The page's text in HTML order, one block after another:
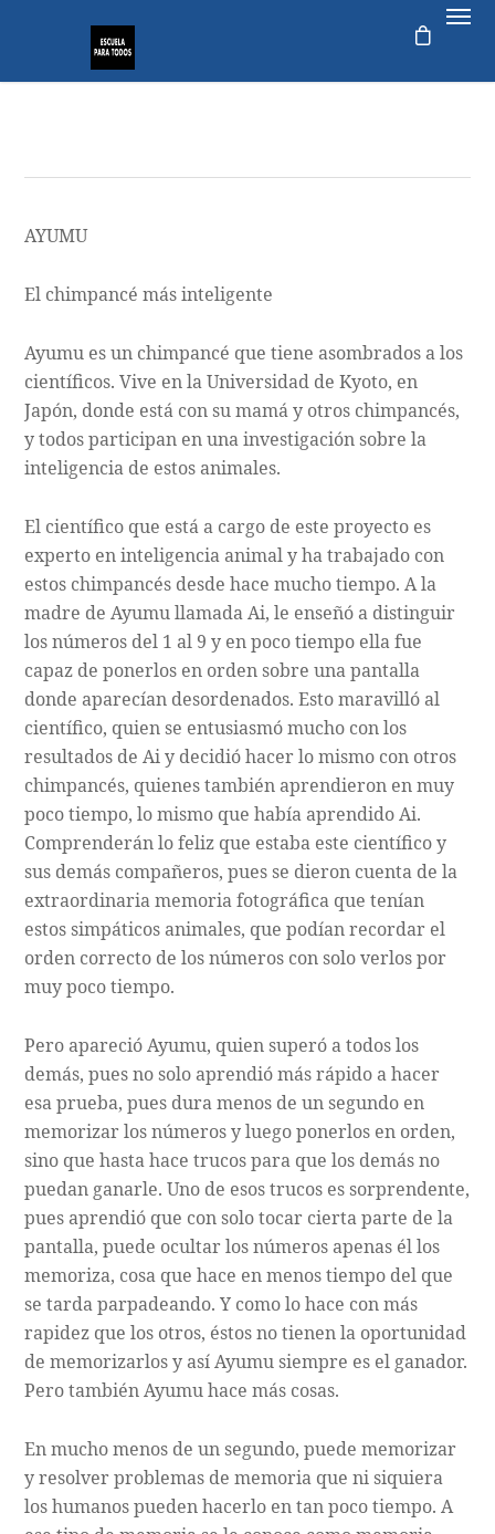
0
AYUMU
El chimpancé más inteligente
Ayumu es un chimpancé que tiene asombrados a los
científicos. Vive en la Universidad de Kyoto, en
Japón, donde está con su mamá y otros chimpancés,
y todos participan en una investigación sobre la
inteligencia de estos animales.
El científico que está a cargo de este proyecto es
experto en inteligencia animal y ha trabajado con
estos chimpancés desde hace mucho tiempo. A la
madre de Ayumu llamada Ai, le enseñó a distinguir
los números del 1 al 9 y en poco tiempo ella fue
capaz de ponerlos en orden sobre una pantalla
donde aparecían desordenados. Esto maravilló al
científico, quien se entusiasmó mucho con los
resultados de Ai y decidió hacer lo mismo con otros
chimpancés, quienes también aprendieron en muy
poco tiempo, lo mismo que había aprendido Ai.
Comprenderán lo feliz que estaba este científico y
sus demás compañeros, pues se dieron cuenta de la
extraordinaria memoria fotográfica que tenían
estos simpáticos animales, que podían recordar el
orden correcto de los números con solo verlos por
muy poco tiempo.
Pero apareció Ayumu, quien superó a todos los
demás, pues no solo aprendió más rápido a hacer
esa prueba, pues dura menos de un segundo en
memorizar los números y luego ponerlos en orden,
sino que hasta hace trucos para que los demás no
puedan ganarle. Uno de esos trucos es sorprendente,
pues aprendió que con solo tocar cierta parte de la
pantalla, puede ocultar los números apenas él los
memoriza, cosa que hace en menos tiempo del que
se tarda parpadeando. Y como lo hace con más
rapidez que los otros, éstos no tienen la oportunidad
de memorizarlos y así Ayumu siempre es el ganador.
Pero también Ayumu hace más cosas.
En mucho menos de un segundo, puede memorizar
y resolver problemas de memoria que ni siquiera
los humanos pueden hacerlo en tan poco tiempo. A